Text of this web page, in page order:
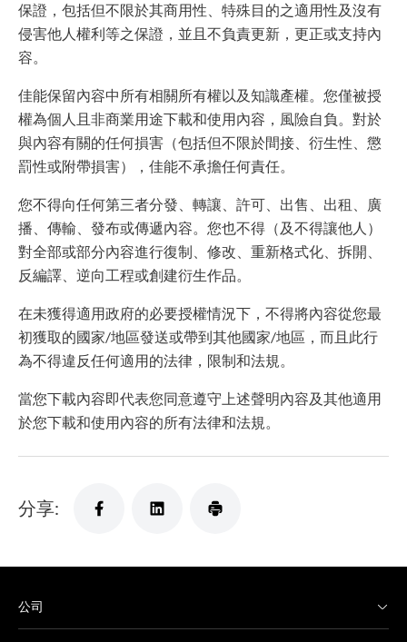
保證，包括但不限於其商用性、特殊目的之適用性及沒有
侵害他人權利等之保證，並且不負責更新，更正或支持內
容。
佳能保留內容中所有相關所有權以及知識產權。您僅被授
權為個人且非商業用途下載和使用內容，風險自負。對於
與內容有關的任何損害（包括但不限於間接、衍生性、懲
罰性或附帶損害），佳能不承擔任何責任。
您不得向任何第三者分發、轉讓、許可、出售、出租、廣
播、傳輸、發布或傳遞內容。您也不得（及不得讓他人）
對全部或部分內容進行復制、修改、重新格式化、拆開、
反編譯、逆向工程或創建衍生作品。
在未獲得適用政府的必要授權情況下，不得將內容從您最
初獲取的國家/地區發送或帶到其他國家/地區，而且此行
為不得違反任何適用的法律，限制和法規。
當您下載內容即代表您同意遵守上述聲明內容及其他適用
於您下載和使用內容的所有法律和法規。
分享:
公司